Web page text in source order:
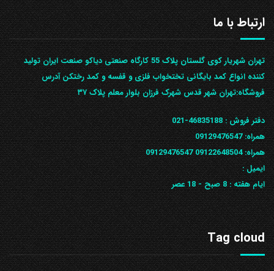
ارتباط با ما
تهران شهریار کوی گلستان پلاک 55 کارگاه صنعتی دیاکو صنعت ایران تولید
کننده انواع کمد بایگانی تختخواب فلزی و قفسه و کمد رختکن آدرس
ف‍روشگاه:تهران شهر قدس شهرک فرزان بلوار معلم پلاک ۳۷
دفتر فروش :46835188-021
همراه:09129476547
همراه: 09122648504
09129476547
ایمیل :
ایام هفته :8 صبح - 18 عصر
Tag cloud